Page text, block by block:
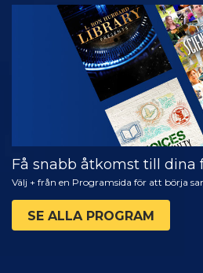
TITTA
Få snabb åtkomst till dina
Välj + från en Programsida för att börja
SE ALLA PROGRAM